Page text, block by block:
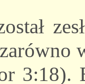
3:18).